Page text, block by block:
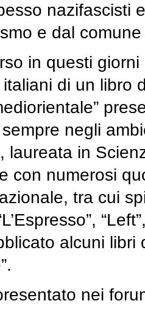
nazifascisti
e dal
in questi
di un libro
negli
laureata in
con numerosi
tra cui
alcuni
nei